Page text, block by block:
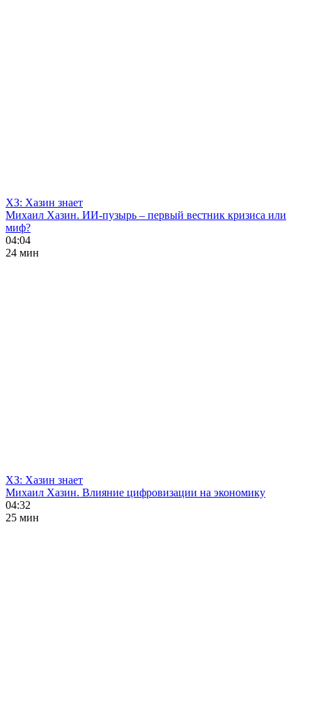
ХЗ: Хазин знает
Михаил Хазин. ИИ-пузырь – первый вестник кризиса или
миф?
04:04
24 мин
ХЗ: Хазин знает
Михаил Хазин. Влияние цифровизации на экономику
04:32
25 мин